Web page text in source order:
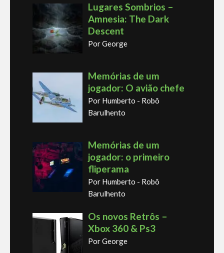
Lugares Sombrios –
Amnesia: The Dark
Descent
Por George
Memórias de um
jogador: O avião chefe
Por Humberto - Robô
Barulhento
Memórias de um
jogador: o primeiro
fliperama
Por Humberto - Robô
Barulhento
Os novos Retrôs –
Xbox 360 & Ps3
Por George